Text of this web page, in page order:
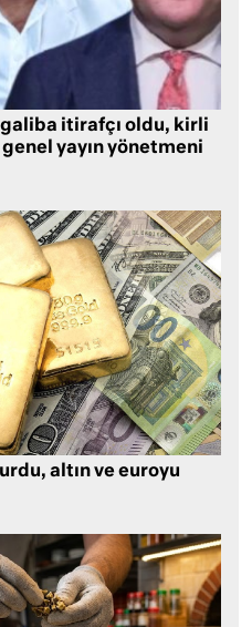
galiba itirafçı oldu, kirli
yayın yönetmeni
altın ve euroyu